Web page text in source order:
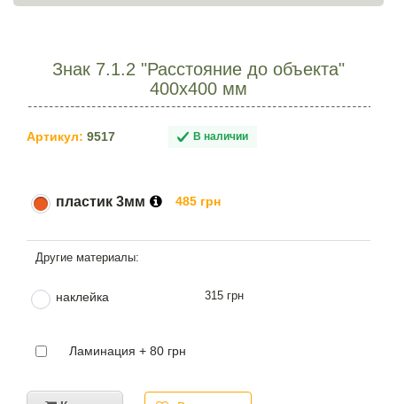
Знак 7.1.2 "Расстояние до объекта"
400х400 мм
Артикул: 9517 В наличии
пластик 3мм 485 грн
наклейка 315 грн
Ламинация + 80 грн